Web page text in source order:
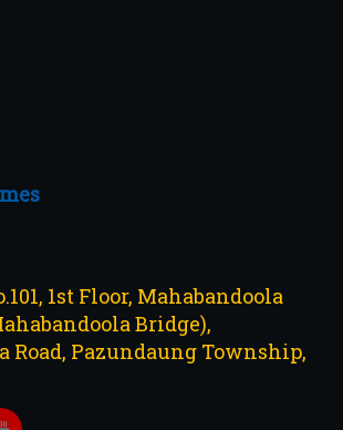
1st Floor, Mahabandoola
Bridge),
Road, Pazundaung Township,